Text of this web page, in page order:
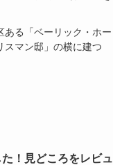
ある「ベーリック・ホー
スマン邸」の横に建つ
！見どころをレビュ